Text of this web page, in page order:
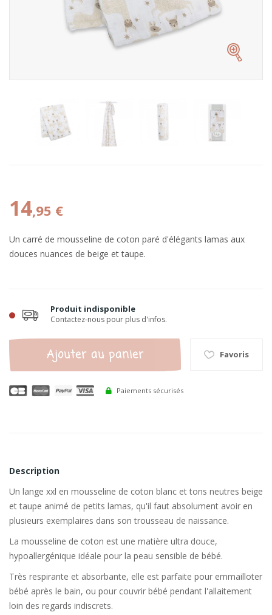
14,95 €
Un carré de mousseline de coton paré d'élégants lamas aux
douces nuances de beige et taupe.
Produit indisponible
Contactez-nous pour plus d'infos.
Ajouter au panier Favoris
Paiements sécurisés
Description
Un lange xxl en mousseline de coton blanc et tons neutres beige
et taupe animé de petits lamas, qu'il faut absolument avoir en
plusieurs exemplaires dans son trousseau de naissance.
La mousseline de coton est une matière ultra douce,
hypoallergénique idéale pour la peau sensible de bébé.
Très respirante et absorbante, elle est parfaite pour emmailloter
bébé après le bain, ou pour couvrir bébé pendant l'allaitement
loin des regards indiscrets.